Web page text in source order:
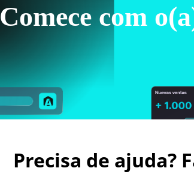
Comece com
Precisa de ajuda?